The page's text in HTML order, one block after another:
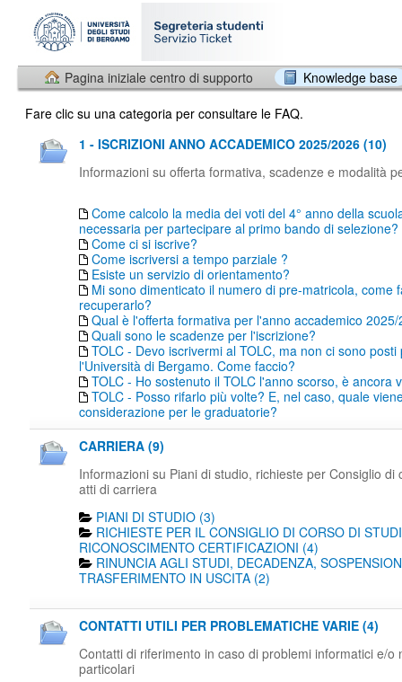
Pagina iniziale centro di supporto
Knowledge base
Fare clic su una categoria per consultare le FAQ.
1 - ISCRIZIONI ANNO ACCADEMICO 2025/2026 (10)
Informazioni su offerta formativa, scadenze e modalità
Come calcolo la media dei voti del 4° anno della
necessaria per partecipare al primo bando di selezione?
Come ci si iscrive?
Come iscriversi a tempo parziale ?
Esiste un servizio di orientamento?
Mi sono dimenticato il numero di pre-matricola, come
recuperarlo?
Qual è l'offerta formativa per l'anno accademico
Quali sono le scadenze per l'iscrizione?
TOLC - Devo iscrivermi al TOLC, ma non ci sono posti
l'Università di Bergamo. Come faccio?
TOLC - Ho sostenuto il TOLC l'anno scorso, è ancora
TOLC - Posso rifarlo più volte? E, nel caso, quale
considerazione per le graduatorie?
CARRIERA (9)
Informazioni su Piani di studio, richieste per Consiglio di
atti di carriera
PIANI DI STUDIO (3)
RICHIESTE PER IL CONSIGLIO DI CORSO DI
RICONOSCIMENTO CERTIFICAZIONI (4)
RINUNCIA AGLI STUDI, DECADENZA,
TRASFERIMENTO IN USCITA (2)
CONTATTI UTILI PER PROBLEMATICHE VARIE (4)
Contatti di riferimento in caso di problemi informatici e/o
particolari